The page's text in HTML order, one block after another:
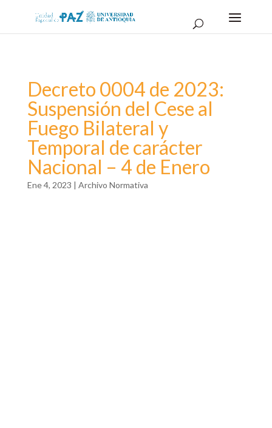
Decreto 0004 de 2023:
Suspensión del Cese al
Fuego Bilateral y
Temporal de carácter
Nacional – 4 de Enero
Ene 4, 2023 | Archivo Normativa